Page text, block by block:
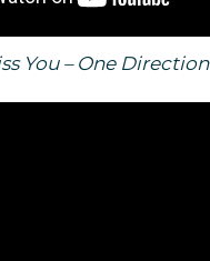
You – One Direction